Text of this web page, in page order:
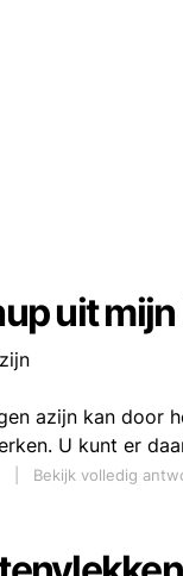
uit
azijn kan door
U kunt er
Bekijk volledig